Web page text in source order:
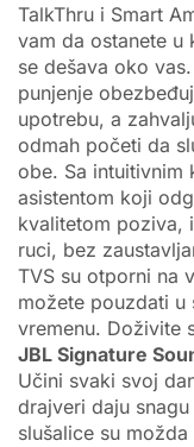
TalkThru i Smart
vam da ostanete u
se dešava oko
punjenje
upotrebu, a
odmah početi da
obe. Sa intuitivnim
asistentom koji
kvalitetom poziva,
ruci, bez
TVS su otporni na
možete pouzdati
vremenu. Doživite
JBL Signature
Učini svaki svoj
drajveri daju
slušalice su